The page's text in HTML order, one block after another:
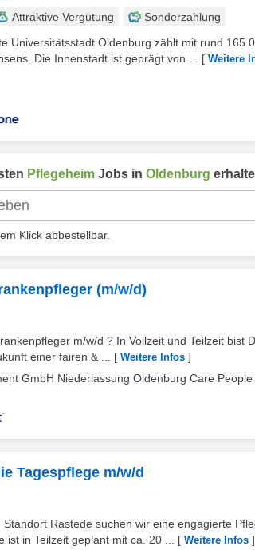
Attraktive Vergütung
Sonderzahlung
Universitätsstadt Oldenburg zählt mit rund
Die Innenstadt ist geprägt von ...
[ Weitere
Pflegeheim Jobs in Oldenburg
Klick abbestellbar.
(m/w/d)
m/w/d ? In Vollzeit und Teilzeit bist
einer fairen & ...
[ Weitere Infos ]
GmbH Niederlassung Oldenburg Care People
Tagespflege m/w/d
Rastede suchen wir eine engagierte
in Teilzeit geplant mit ca. 20 ...
[ Weitere Infos ]